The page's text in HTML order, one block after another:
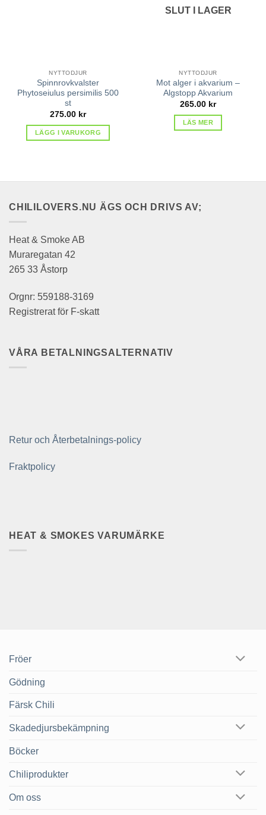
NYTTODJUR
Spinnrovkvalster
Phytoseiulus persimilis 500
st
275.00 kr
LÄGG I VARUKORG
SLUT I LAGER
NYTTODJUR
Mot alger i akvarium –
Algstopp Akvarium
265.00 kr
LÄS MER
CHILILOVERS.NU ÄGS OCH DRIVS AV;
Heat & Smoke AB
Muraregatan 42
265 33 Åstorp
Orgnr: 559188-3169
Registrerat för F-skatt
VÅRA BETALNINGSALTERNATIV
Retur och Återbetalnings-policy
Fraktpolicy
HEAT & SMOKES VARUMÄRKE
Fröer
Gödning
Färsk Chili
Skadedjursbekämpning
Böcker
Chiliprodukter
Om oss